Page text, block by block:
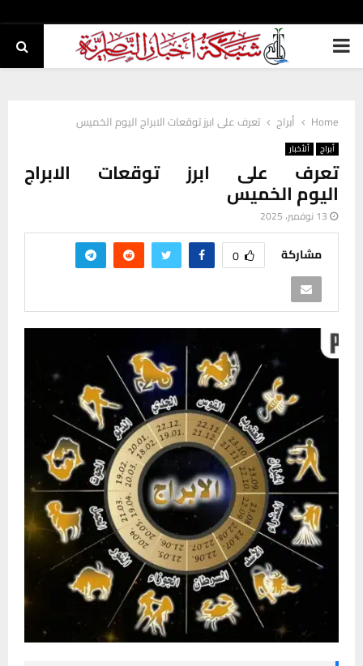
PRIMARY
Home أبراج تعرف على ابرز توقعات الابراج اليوم الخميس
أبراج ألأخبار
تعرف على ابرز توقعات الابراج
اليوم الخميس
13 نوفمبر، 2025
مشاركة 0